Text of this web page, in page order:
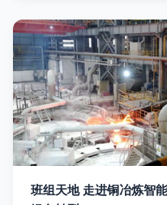
班组天地 走进铜冶炼智